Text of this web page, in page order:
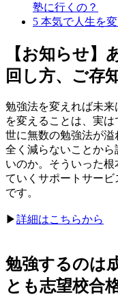
塾に行くの？
5 本気で人生を
【お知らせ
回し方、ご存
勉強法を変えれば未
を変えることは、実
世に無数の勉強法が
全く減らないことか
いのか。そういった
ていくサポートサー
です。
▶︎詳細はこちらから
勉強するのは
とも志望校合